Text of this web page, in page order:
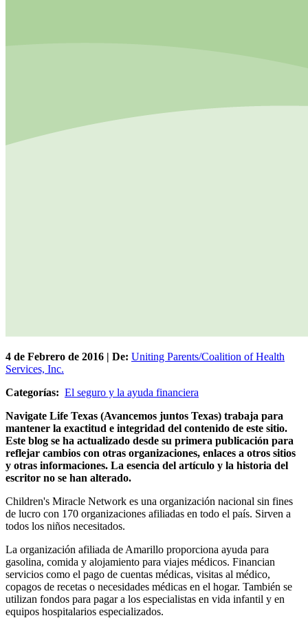
4 de Febrero de 2016 | De: Uniting Parents/Coalition of Health
Services, Inc.
Categorías: El seguro y la ayuda financiera
Navigate Life Texas (Avancemos juntos Texas) trabaja para
mantener la exactitud e integridad del contenido de este sitio.
Este blog se ha actualizado desde su primera publicación para
reflejar cambios con otras organizaciones, enlaces a otros sitios
y otras informaciones. La esencia del artículo y la historia del
escritor no se han alterado.
Children's Miracle Network es una organización nacional sin fines
de lucro con 170 organizaciones afiliadas en todo el país. Sirven a
todos los niños necesitados.
La organización afiliada de Amarillo proporciona ayuda para
gasolina, comida y alojamiento para viajes médicos. Financian
servicios como el pago de cuentas médicas, visitas al médico,
copagos de recetas o necesidades médicas en el hogar. También se
utilizan fondos para pagar a los especialistas en vida infantil y en
equipos hospitalarios especializados.